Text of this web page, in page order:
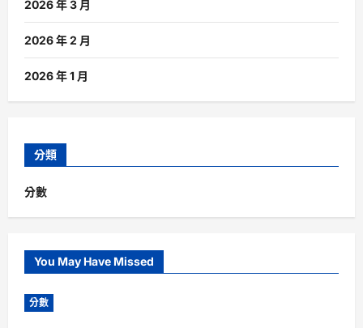
2026 年 3 月
2026 年 2 月
2026 年 1 月
分類
分數
You May Have Missed
分數